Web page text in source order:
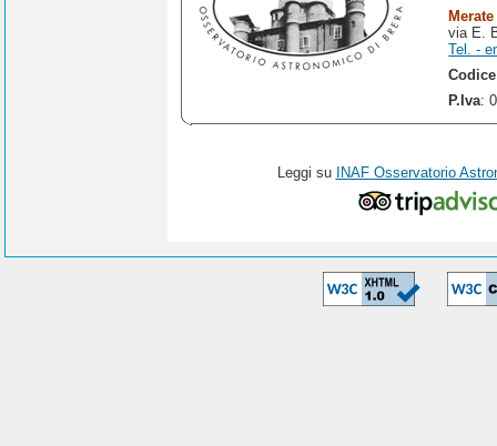
Merate
via E.
Tel. -
P.Iva:
Leggi su INAF Osservatorio